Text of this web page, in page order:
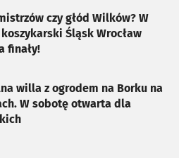
czy głód Wilków? W
Śląsk Wrocław
finały!
willa z ogrodem na Borku na
W sobotę otwarta dla